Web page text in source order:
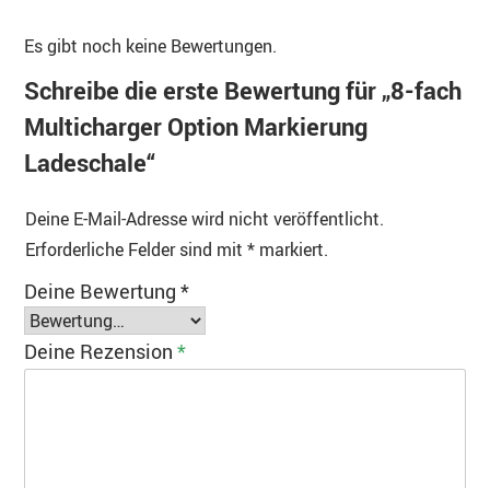
Es gibt noch keine Bewertungen.
Schreibe die erste Bewertung für „8-fach
Multicharger Option Markierung
Ladeschale“
Deine E-Mail-Adresse wird nicht veröffentlicht.
Erforderliche Felder sind mit * markiert.
Deine Bewertung *
Deine Rezension *